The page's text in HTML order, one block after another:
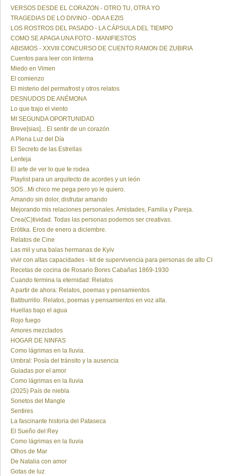
VERSOS DESDE EL CORAZON - OTRO TU, OTRA YO
TRAGEDIAS DE LO DIVINO - ODA A EZIS
LOS ROSTROS DEL PASADO - LA CÁPSULA DEL TIEMPO
COMO SE APAGA UNA FOTO - MANIFIESTOS
ABISMOS - XXVIII CONCURSO DE CUENTO RAMON DE ZUBIRIA
Cuentos para leer con linterna
Miedo en Vimen
El comienzo
El misterio del permafrost y otros relatos
DESNUDOS DE ANÉMONA
Lo que trajo el viento
MI SEGUNDA OPORTUNIDAD
Breve[sias]... El sentir de un corazón
A Plena Luz del Día
El Secreto de las Estrellas
Lenteja
El arte de ver lo que te rodea
Playlist para un arquitecto de acordes y un león
SOS...Mi chico me pega pero yo le quiero.
Amando sin dolor, disfrutar amando
Mejorando mis relaciones personales. Amistades, Familia y Pareja.
Crea(C)tividad. Todas las personas podemos ser creativas.
Erótika. Eros de enero a diciembre.
Relatos de Cine
Las mil y una balas hermanas de Kyiv
vivir con altas capacidades - kit de supervivencia para personas de alto CI
Recetas de cocina de Rosario Bores Cabañas 1869-1930
Cuando termina la eternidad: Relatos
A partir de ahora: Relatos, poemas y pensamientos
Batiburrillo. Relatos, poemas y pensamientos en voz alta.
Huellas bajo el agua
Rojo fuego
Amores mezclados
HOGAR DE NINFAS
Como lágrimas en la lluvia.
Umbral: Posía del tránsito y la ausencia
Guiadas por el amor
Como lágrimas en la lluvia
(2025) País de niebla
Sonetos del Mangle
Sentires
La fascinante historia del Pataseca
El Sueño del Rey
Como lágrimas en la lluvia
Olhos de Mar
De Natalia con amor
Gotas de luz